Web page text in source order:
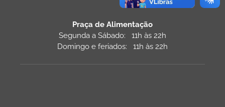
Praça de Alimentação
Segunda a Sábado: 11h às 22h
Domingo e feriados: 11h às 22h